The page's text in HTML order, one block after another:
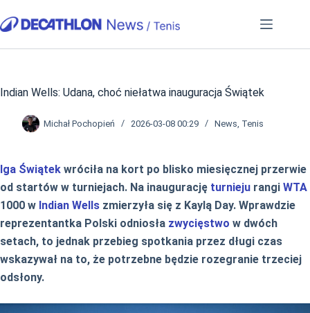
do
Indian Wells: Udana, choć niełatwa inauguracja Świątek
Michał Pochopień 2026-03-08 00:29 News Tenis
Iga Świątek wróciła na kort po blisko miesięcznej przerwie
od startów w turniejach. Na inaugurację turnieju rangi WTA
1000 w Indian Wells zmierzyła się z Kaylą Day. Wprawdzie
reprezentantka Polski odniosła zwycięstwo w dwóch
setach, to jednak przebieg spotkania przez długi czas
wskazywał na to, że potrzebne będzie rozegranie trzeciej
odsłony.